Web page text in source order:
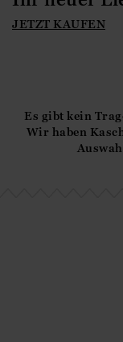
JETZT KAUFEN
Es gibt kein
Wir haben